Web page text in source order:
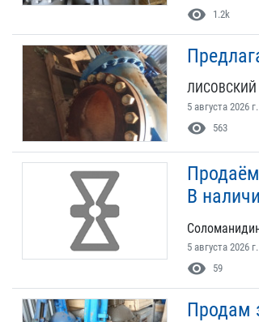
visibility 1.2k
ЛИСОВСКИЙ
5 августа 2026
visibility 563
В
5 августа 2026
visibility 59
Продам